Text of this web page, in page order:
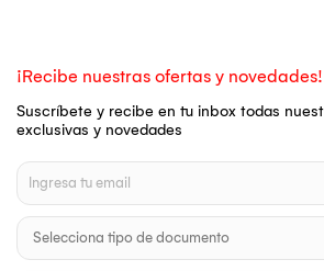
¡Recibe nuestras ofertas y novedades!
Suscríbete y recibe en tu inbox todas
exclusivas y novedades